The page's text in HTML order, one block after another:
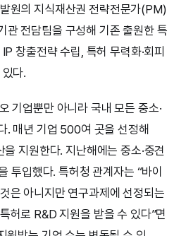
원의 지식재산권 전략전문가(PM)
관 전담팀을 구성해 기존 출원한 특
창출전략 수립, 특허 무력화·회피
다.
기업뿐만 아니라 국내 모든 중소·
. 매년 기업 500여 곳을 선정해
지원한다. 지난해에는 중소·중견
투입했다. 특허청 관계자는 “바이
은 아니지만 연구과제에 선정되는
허로 R&D 지원을 받을 수 있다”면